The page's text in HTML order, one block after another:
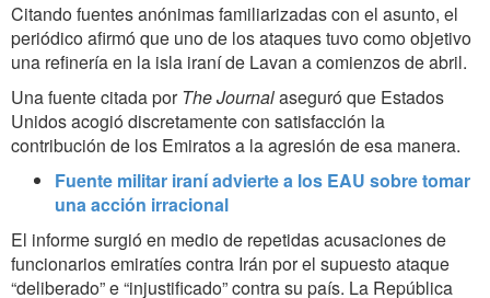
Citando fuentes anónimas familiarizadas con el asunto, el
periódico afirmó que uno de los ataques tuvo como objetivo
una refinería en la isla iraní de Lavan a comienzos de abril.
Una fuente citada por The Journalaseguró que Estados
Unidos acogió discretamente con satisfacción la
contribución de los Emiratos a la agresión de esa manera.
Fuente militar iraní advierte a los EAU sobre tomar
una acción irracional
El informe surgió en medio de repetidas acusaciones de
funcionarios emiratíes contra Irán por el supuesto ataque
“deliberado” e “injustificado” contra su país. La República